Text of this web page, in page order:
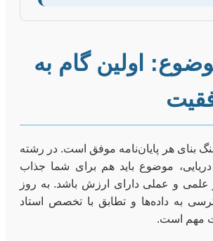
اولین گام به
بنای هر پایان‌نامه موفق است. در رشته
دریایی، موضوع باید هم برای شما جذاب
علمی و عملی دارای ارزش باشد. به روز
به داده‌ها و تطابق با تخصص استاد
مهم است.